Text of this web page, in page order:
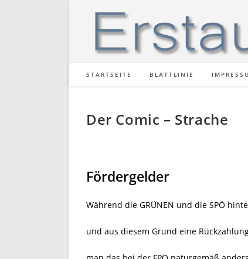
STARTSEITE BLATTLINIE
Der Comic – Strache
Fördergelder
Während die GRÜNEN und die SPÖ
und aus diesem Grund eine